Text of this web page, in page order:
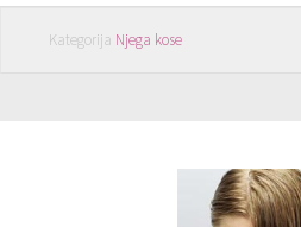
Kategorija Njega kose